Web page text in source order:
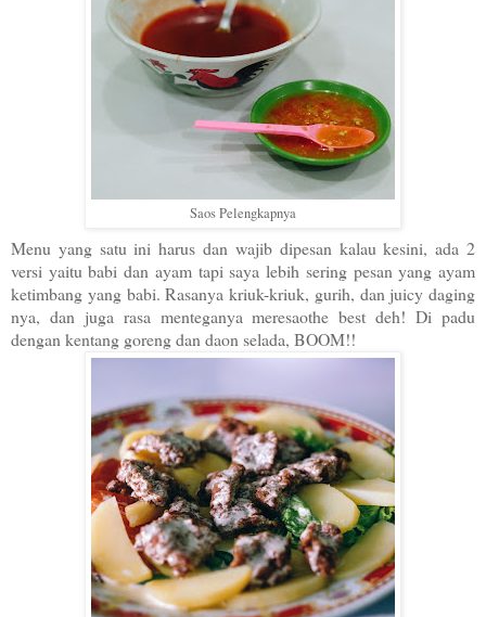
Saos Pelengkapnya
Menu yang satu ini harus dan wajib dipesan kalau kesini, ada 2
versi yaitu babi dan ayam tapi saya lebih sering pesan yang ayam
ketimbang yang babi. Rasanya kriuk-kriuk, gurih, dan juicy daging
nya, dan juga rasa menteganya meresaothe best deh! Di padu
dengan kentang goreng dan daon selada, BOOM!!